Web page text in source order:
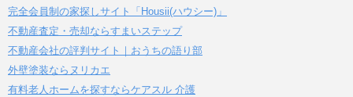
完全会員制の家探しサイト「Housii(ハウシー)」
不動産査定・売却ならすまいステップ
不動産会社の評判サイト｜おうちの語り部
外壁塗装ならヌリカエ
有料老人ホームを探すならケアスル 介護